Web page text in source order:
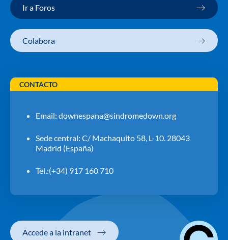
Ir a Foros
Colabora
CONTACTO
Email: downespana@sindromedown.org
Sede central: C/ Machaquito 58, L-10. 28043
Madrid (España)
Tel.:(+34) 917 160 710
Accede a la intranet